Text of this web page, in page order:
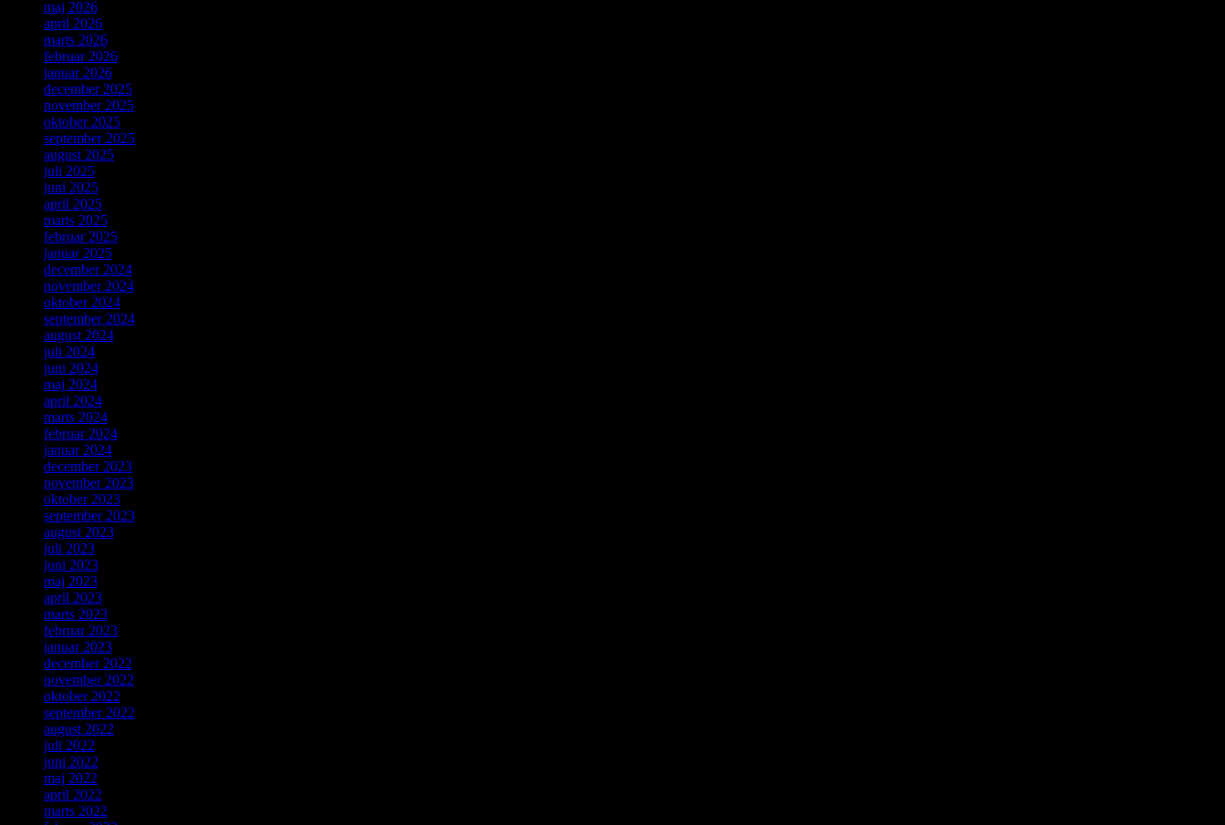
maj 2026
april 2026
marts 2026
februar 2026
januar 2026
december 2025
november 2025
oktober 2025
september 2025
august 2025
juli 2025
juni 2025
april 2025
marts 2025
februar 2025
januar 2025
december 2024
november 2024
oktober 2024
september 2024
august 2024
juli 2024
juni 2024
maj 2024
april 2024
marts 2024
februar 2024
januar 2024
december 2023
november 2023
oktober 2023
september 2023
august 2023
juli 2023
juni 2023
maj 2023
april 2023
marts 2023
februar 2023
januar 2023
december 2022
november 2022
oktober 2022
september 2022
august 2022
juli 2022
juni 2022
maj 2022
april 2022
marts 2022